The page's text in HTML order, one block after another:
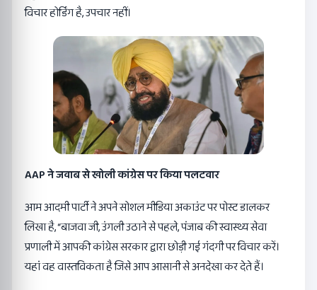
विचार होर्डिंग है, उपचार नहीं।
AAP ने जवाब से खोली कांग्रेस पर किया पलटवार
आम आदमी पार्टी ने अपने सोशल मीडिया अकाउंट पर पोस्ट डालकर
लिखा है, “बाजवा जी, उंगली उठाने से पहले, पंजाब की स्वास्थ्य सेवा
प्रणाली में आपकी कांग्रेस सरकार द्वारा छोड़ी गई गंदगी पर विचार करें।
यहां वह वास्तविकता है जिसे आप आसानी से अनदेखा कर देते हैं।